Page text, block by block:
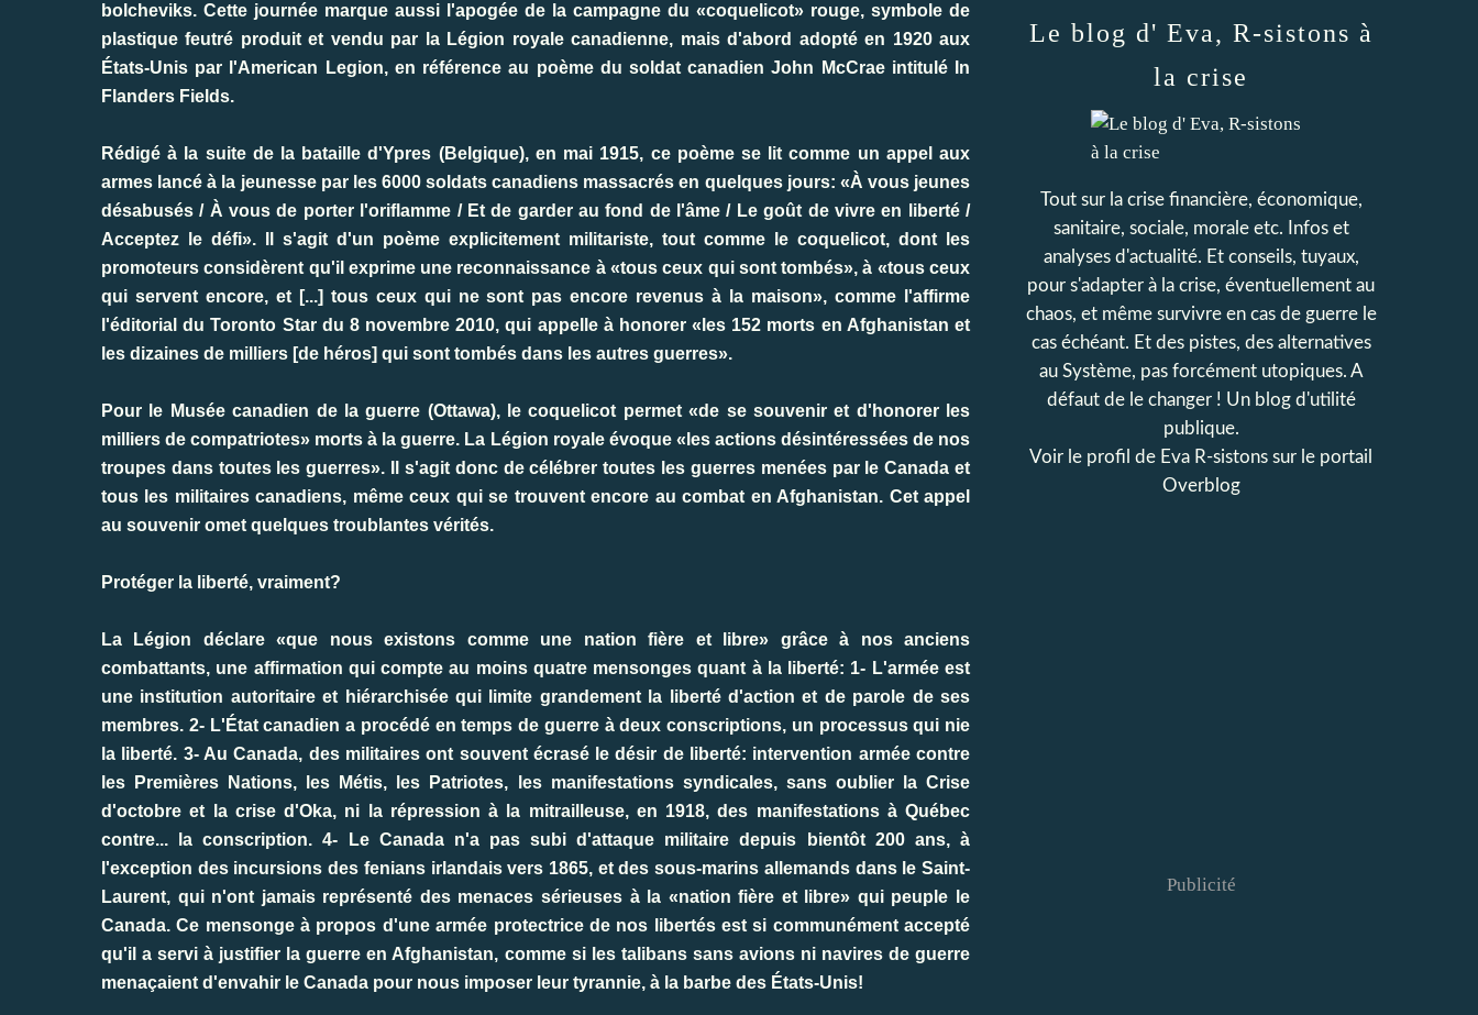
bolcheviks. Cette journée marque aussi l'apogée de la campagne du «coquelicot» rouge, symbole de
plastique feutré produit et vendu par la Légion royale canadienne, mais d'abord adopté en 1920 aux
États-Unis par l'American Legion, en référence au poème du soldat canadien John McCrae intitulé In
Flanders Fields.
Rédigé à la suite de la bataille d'Ypres (Belgique), en mai 1915, ce poème se lit comme un appel aux
armes lancé à la jeunesse par les 6000 soldats canadiens massacrés en quelques jours: «À vous jeunes
désabusés / À vous de porter l'oriflamme / Et de garder au fond de l'âme / Le goût de vivre en liberté /
Acceptez le défi». Il s'agit d'un poème explicitement militariste, tout comme le coquelicot, dont les
promoteurs considèrent qu'il exprime une reconnaissance à «tous ceux qui sont tombés», à «tous ceux
qui servent encore, et [...] tous ceux qui ne sont pas encore revenus à la maison», comme l'affirme
l'éditorial du Toronto Star du 8 novembre 2010, qui appelle à honorer «les 152 morts en Afghanistan et
les dizaines de milliers [de héros] qui sont tombés dans les autres guerres».
Pour le Musée canadien de la guerre (Ottawa), le coquelicot permet «de se souvenir et d'honorer les
milliers de compatriotes» morts à la guerre. La Légion royale évoque «les actions désintéressées de nos
troupes dans toutes les guerres». Il s'agit donc de célébrer toutes les guerres menées par le Canada et
tous les militaires canadiens, même ceux qui se trouvent encore au combat en Afghanistan. Cet appel
au souvenir omet quelques troublantes vérités.
Protéger la liberté, vraiment?
La Légion déclare «que nous existons comme une nation fière et libre» grâce à nos anciens
combattants, une affirmation qui compte au moins quatre mensonges quant à la liberté: 1- L'armée est
une institution autoritaire et hiérarchisée qui limite grandement la liberté d'action et de parole de ses
membres. 2- L'État canadien a procédé en temps de guerre à deux conscriptions, un processus qui nie
la liberté. 3- Au Canada, des militaires ont souvent écrasé le désir de liberté: intervention armée contre
les Premières Nations, les Métis, les Patriotes, les manifestations syndicales, sans oublier la Crise
d'octobre et la crise d'Oka, ni la répression à la mitrailleuse, en 1918, des manifestations à Québec
contre... la conscription. 4- Le Canada n'a pas subi d'attaque militaire depuis bientôt 200 ans, à
l'exception des incursions des fenians irlandais vers 1865, et des sous-marins allemands dans le Saint-
Laurent, qui n'ont jamais représenté des menaces sérieuses à la «nation fière et libre» qui peuple le
Canada. Ce mensonge à propos d'une armée protectrice de nos libertés est si communément accepté
qu'il a servi à justifier la guerre en Afghanistan, comme si les talibans sans avions ni navires de guerre
menaçaient d'envahir le Canada pour nous imposer leur tyrannie, à la barbe des États-Unis!
Le blog d' Eva, R-sistons à
la crise
Tout sur la crise financière, économique,
sanitaire, sociale, morale etc. Infos et
analyses d'actualité. Et conseils, tuyaux,
pour s'adapter à la crise, éventuellement au
chaos, et même survivre en cas de guerre le
cas échéant. Et des pistes, des alternatives
au Système, pas forcément utopiques. A
défaut de le changer ! Un blog d'utilité
publique.
Voir le profil de Eva R-sistons sur le portail
Overblog
Publicité